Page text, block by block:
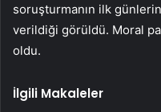
soruşturmanın ilk
verildiği görüldü. Moral
oldu.
İlgili Makaleler